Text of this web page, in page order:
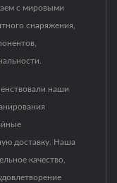
с мировыми
снаряжения,
наши
доставку. Наша
качество,